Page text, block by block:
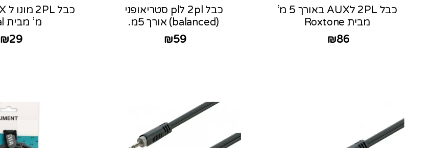
כבל 2PL לAUX באורך 5 מ’
מבית Roxtone
₪86
כבל 2pl לpl סטריאופני
(balanced) אורך 5מ.
₪59
מ’ מבית Sakal
₪29